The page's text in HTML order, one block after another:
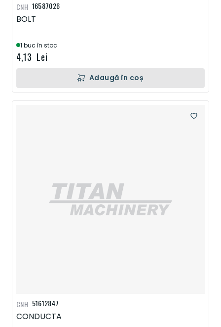
16587026
BOLT
1 buc în stoc
4,13 Lei
CNH
Adaugă în coș
51612847
CONDUCTA
CNH